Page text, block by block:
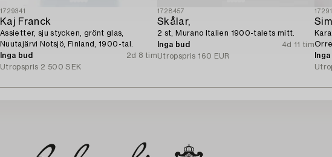
1729341
Kaj Franck
Assietter, sju stycken, grönt glas,
Nuutajärvi Notsjö, Finland, 1900-tal.
Inga bud
2d 8 tim
Utropspris 2 500 SEK
1728457
Skålar,
2 st, Murano Italien 1900-talets mitt.
Inga bud
4d 11 tim
Utropspris 160 EUR